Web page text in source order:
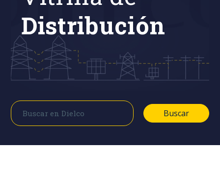
Buscar
Distribución
Buscar
Buscar